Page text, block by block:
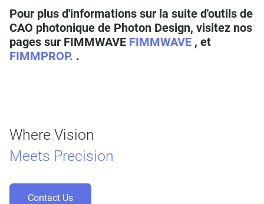
Pour plus d'informations sur la suite d'outils de
CAO photonique de Photon Design, visitez nos
pages sur FIMMWAVE FIMMWAVE , et
FIMMPROP. .
Where Vision
Meets Precision
Contact Us